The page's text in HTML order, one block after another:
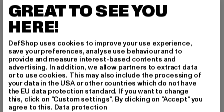
LONSDALE LONDON
Astbury
29,99 EUR
Derzeitiger Preis: 29,99 EUR
39,99 EUR
KARL KANI
-30% -20%
GREAT TO SEE YOU
HERE!
DefShop uses cookies to improve your use experience,
save your preferences, analyse use behaviour and to
provide and measure interest-based contents and
advertising. In addition, we allow partners to extract data
or to use cookies. This may also include the processing of
your data in the USA or other countries which do not have
the EU data protection standard. If you want to change
this, click on "Custom settings". By clicking on "Accept" you
agree to this. Data protection